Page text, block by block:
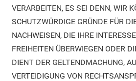
VERARBEITEN, ES SEI DENN, WIR
SCHUTZWÜRDIGE GRÜNDE FÜR
NACHWEISEN, DIE IHRE
FREIHEITEN ÜBERWIEGEN ODER
DIENT DER GELTENDMACHUNG,
VERTEIDIGUNG VON